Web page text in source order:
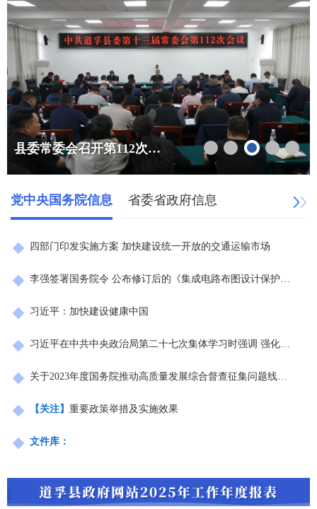
穿行墨石异域星球 越野赛事赋能道孚全域旅游
党中央国务院信息 省委省政府信息
四部门印发实施方案 加快建设统一开放的交通运输市场
李强签署国务院令 公布修订后的《集成电路布图设计保护条例》
习近平：加快建设健康中国
习近平在中共中央政治局第二十七次集体学习时强调 强化政治引领 深化创新发展 高质量推进国防和军队现代化
关于2023年度国务院推动高质量发展综合督查征集问题线索的公告
【关注】 重要政策举措及实施效果
文件库：